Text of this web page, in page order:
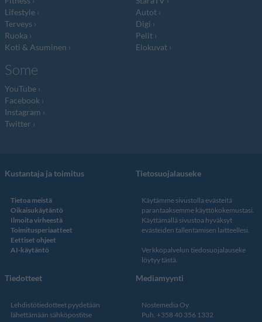
Lifestyle
Terveys
Ruoka
Koti & Asuminen
Autot
Digi
Pelit
Elokuvat
Some
YouTube
Facebook
Instagram
Twitter
Kustantaja ja toimitus
Tietoa meistä
Oikaisukäytäntö
Ilmoita virheestä
Toimitusperiaatteet
Eettiset ohjeet
AI-käytäntö
Tietosuojalauseke
Käytämme sivustolla evästeitä
parantaaksemme käyttökokemustasi.
Käyttämällä sivustoa hyväksyt
evästeiden tallentamisen laitteellesi.
Verkkopalvelun tiedosuojalauseke
löytyy tästä.
Tiedotteet
Lehdistötiedotteet pyydetään
lähettämään sähköpostitse
Mediamyynti
Nostemedia Oy
Puh. +358 40 356 1332